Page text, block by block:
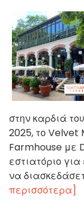
στην καρδιά
2025, το Velvet
Farmhouse με
εστιατόριο
να
περισσότερα]